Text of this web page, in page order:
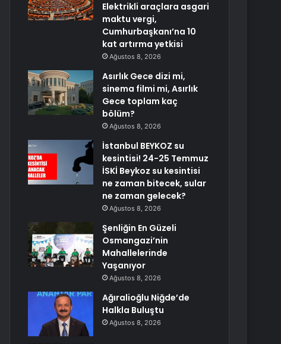
Elektrikli araçlara asgari
maktu vergi,
Cumhurbaşkanı’na 10
kat artırma yetkisi
Ağustos 8, 2026
Asırlık Gece dizi mi,
sinema filmi mi, Asırlık
Gece toplam kaç
bölüm?
Ağustos 8, 2026
İstanbul BEYKOZ su
kesintisi! 24-25 Temmuz
İSKİ Beykoz su kesintisi
ne zaman bitecek, sular
ne zaman gelecek?
Ağustos 8, 2026
Şenliğin En Güzeli
Osmangazi’nin
Mahallelerinde
Yaşanıyor
Ağustos 8, 2026
Ağıralioğlu Niğde’de
Halkla Buluştu
Ağustos 8, 2026